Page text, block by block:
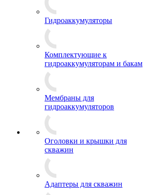
Гидроаккумуляторы
Комплектующие к
гидроаккумуляторам и бакам
Мембраны для
гидроаккумуляторов
Оголовки и крышки для
скважин
Адаптеры для скважин